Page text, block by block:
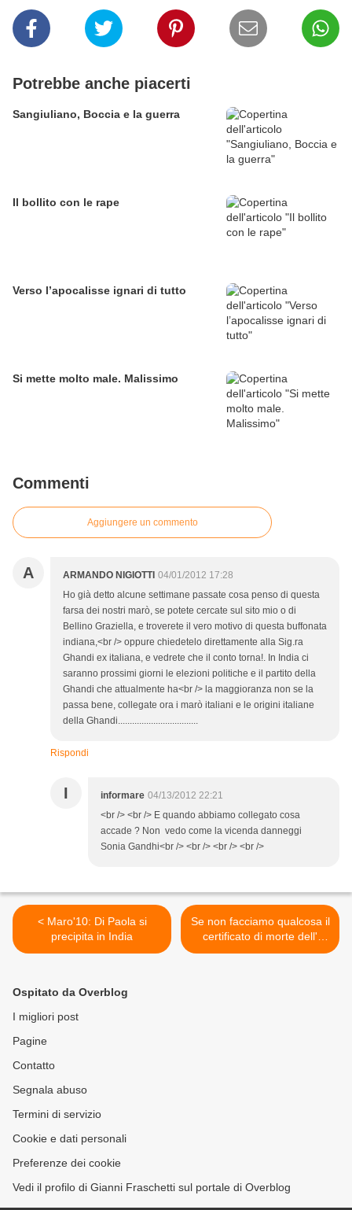
Potrebbe anche piacerti
Sangiuliano, Boccia e la guerra
Il bollito con le rape
Verso l’apocalisse ignari di tutto
Si mette molto male. Malissimo
Commenti
Aggiungere un commento
A ARMANDO NIGIOTTI 04/01/2012 17:28
Ho già detto alcune settimane passate cosa penso di questa
farsa dei nostri marò, se potete cercate sul sito mio o di
Bellino Graziella, e troverete il vero motivo di questa buffonata
indiana,<br /> oppure chiedetelo direttamente alla Sig.ra
Ghandi ex italiana, e vedrete che il conto torna!. In India ci
saranno prossimi giorni le elezioni politiche e il partito della
Ghandi che attualmente ha<br /> la maggioranza non se la
passa bene, collegate ora i marò italiani e le origini italiane
della Ghandi..................................
Rispondi
I informare 04/13/2012 22:21
<br /> <br /> E quando abbiamo collegato cosa
accade ? Non vedo come la vicenda danneggi
Sonia Gandhi<br /> <br /> <br /> <br />
< Maro'10: Di Paola si
precipita in India
Se non facciamo qualcosa il
certificato di morte dell'
Italia e' pronto >
Ospitato da Overblog
I migliori post
Pagine
Contatto
Segnala abuso
Termini di servizio
Cookie e dati personali
Preferenze dei cookie
Vedi il profilo di Gianni Fraschetti sul portale di Overblog